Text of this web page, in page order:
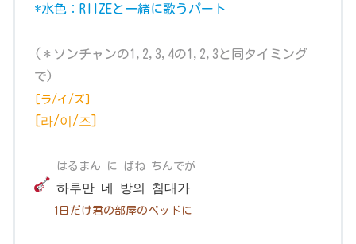
*水色：RIIZEと一緒に歌うパート
(＊ソンチャンの1,2,3,4の1,2,3と同タイミング
で)
[ラ/イ/ズ]
[라/이/즈]
はるまん に ばね ちんでが
하루만 네 방의 침대가
1日だけ君の部屋のベッドに